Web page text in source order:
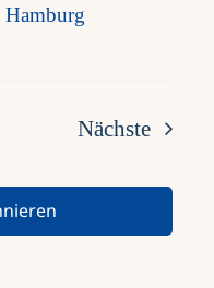
Hamburg
Nächste